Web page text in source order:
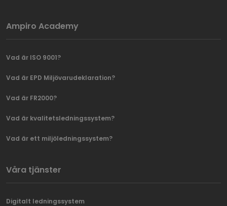
Ampiro Academy
Vad är ISO 9001?
Vad är EPD Miljövarudeklaration?
Vad är FR2000?
Vad är kvalitetsledningssystem?
Vad är ett miljöledningssystem?
Våra tjänster
Digitalt ledningssystem